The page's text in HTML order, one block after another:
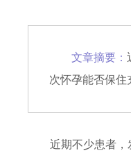
文章摘要：
次怀孕能否保住
近期不少患者